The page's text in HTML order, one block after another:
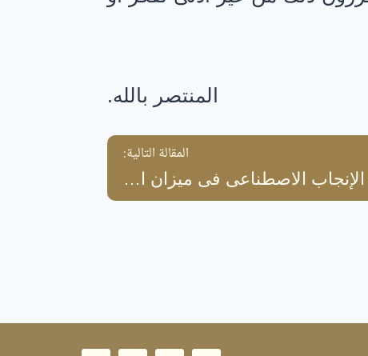
المنتصر بالله.
المقالة التالية:
١٢٤- الإنجاب الاصطناعى فى ميزان الشرع – المحدث حبيب الرحمن الأعظمِىّ